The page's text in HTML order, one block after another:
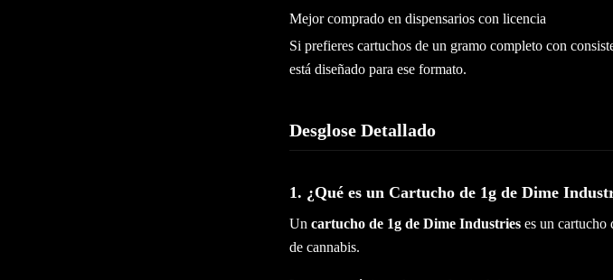
Mejor comprado en dispensarios con licencia
Si prefieres cartuchos de un gramo completo con
está diseñado para ese formato.
Desglose Detallado
1. ¿Qué es un Cartucho de 1g de Dime
Un cartucho de 1g de Dime Industries es un cartucho
de cannabis.